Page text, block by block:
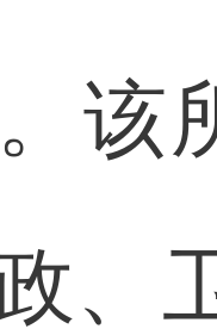
该
、